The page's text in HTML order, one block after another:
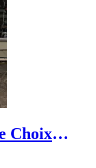
Choix